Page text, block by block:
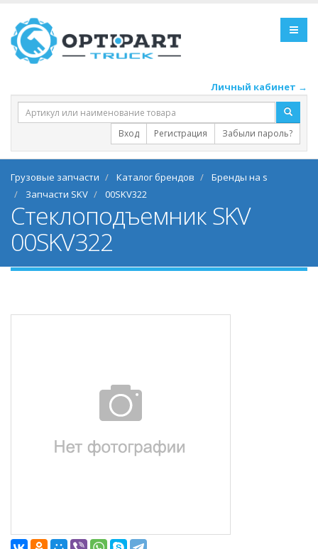
Личный кабинет →
Вход Регистрация Забыли пароль?
Грузовые запчасти Каталог брендов
Бренды на s
Запчасти SKV
00SKV322
Стеклоподъемник SKV
00SKV322